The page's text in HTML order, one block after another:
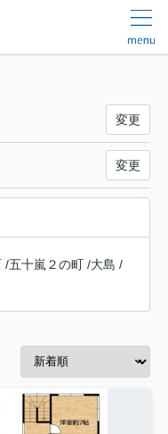
変更
変更
/五十嵐２の町 /大島 /